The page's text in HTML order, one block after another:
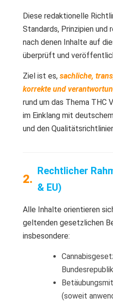
Diese redaktionelle
Standards, Prinzipien und
nach denen Inhalte auf
überprüft und
Ziel ist es, sachliche,
korrekte und
rund um das Thema THC
im Einklang mit
und den
Rechtlicher
& EU)
Alle Inhalte orientieren
geltenden gesetzlichen
insbesondere:
(soweit